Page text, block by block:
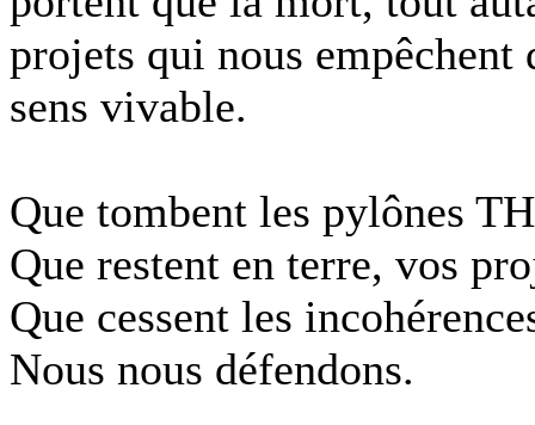
projets qui nous empêchent
sens vivable.
Que tombent les pylônes
Que restent en terre, vos
Que cessent les
Nous nous défendons.